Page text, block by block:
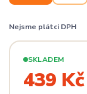
Nejsme plátci DPH
SKLADEM
439